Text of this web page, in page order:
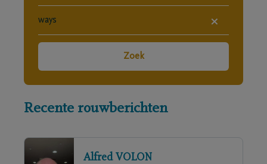
×
Zoek
Recente rouwberichten
Alfred VOLON